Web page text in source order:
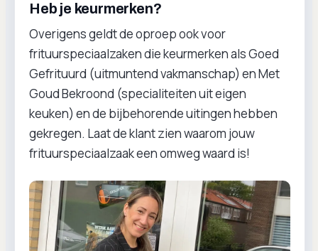
Heb je keurmerken?
Overigens geldt de oproep ook voor
frituurspeciaalzaken die keurmerken als Goed
Gefrituurd (uitmuntend vakmanschap) en Met
Goud Bekroond (specialiteiten uit eigen
keuken) en de bijbehorende uitingen hebben
gekregen. Laat de klant zien waarom jouw
frituurspeciaalzaak een omweg waard is!